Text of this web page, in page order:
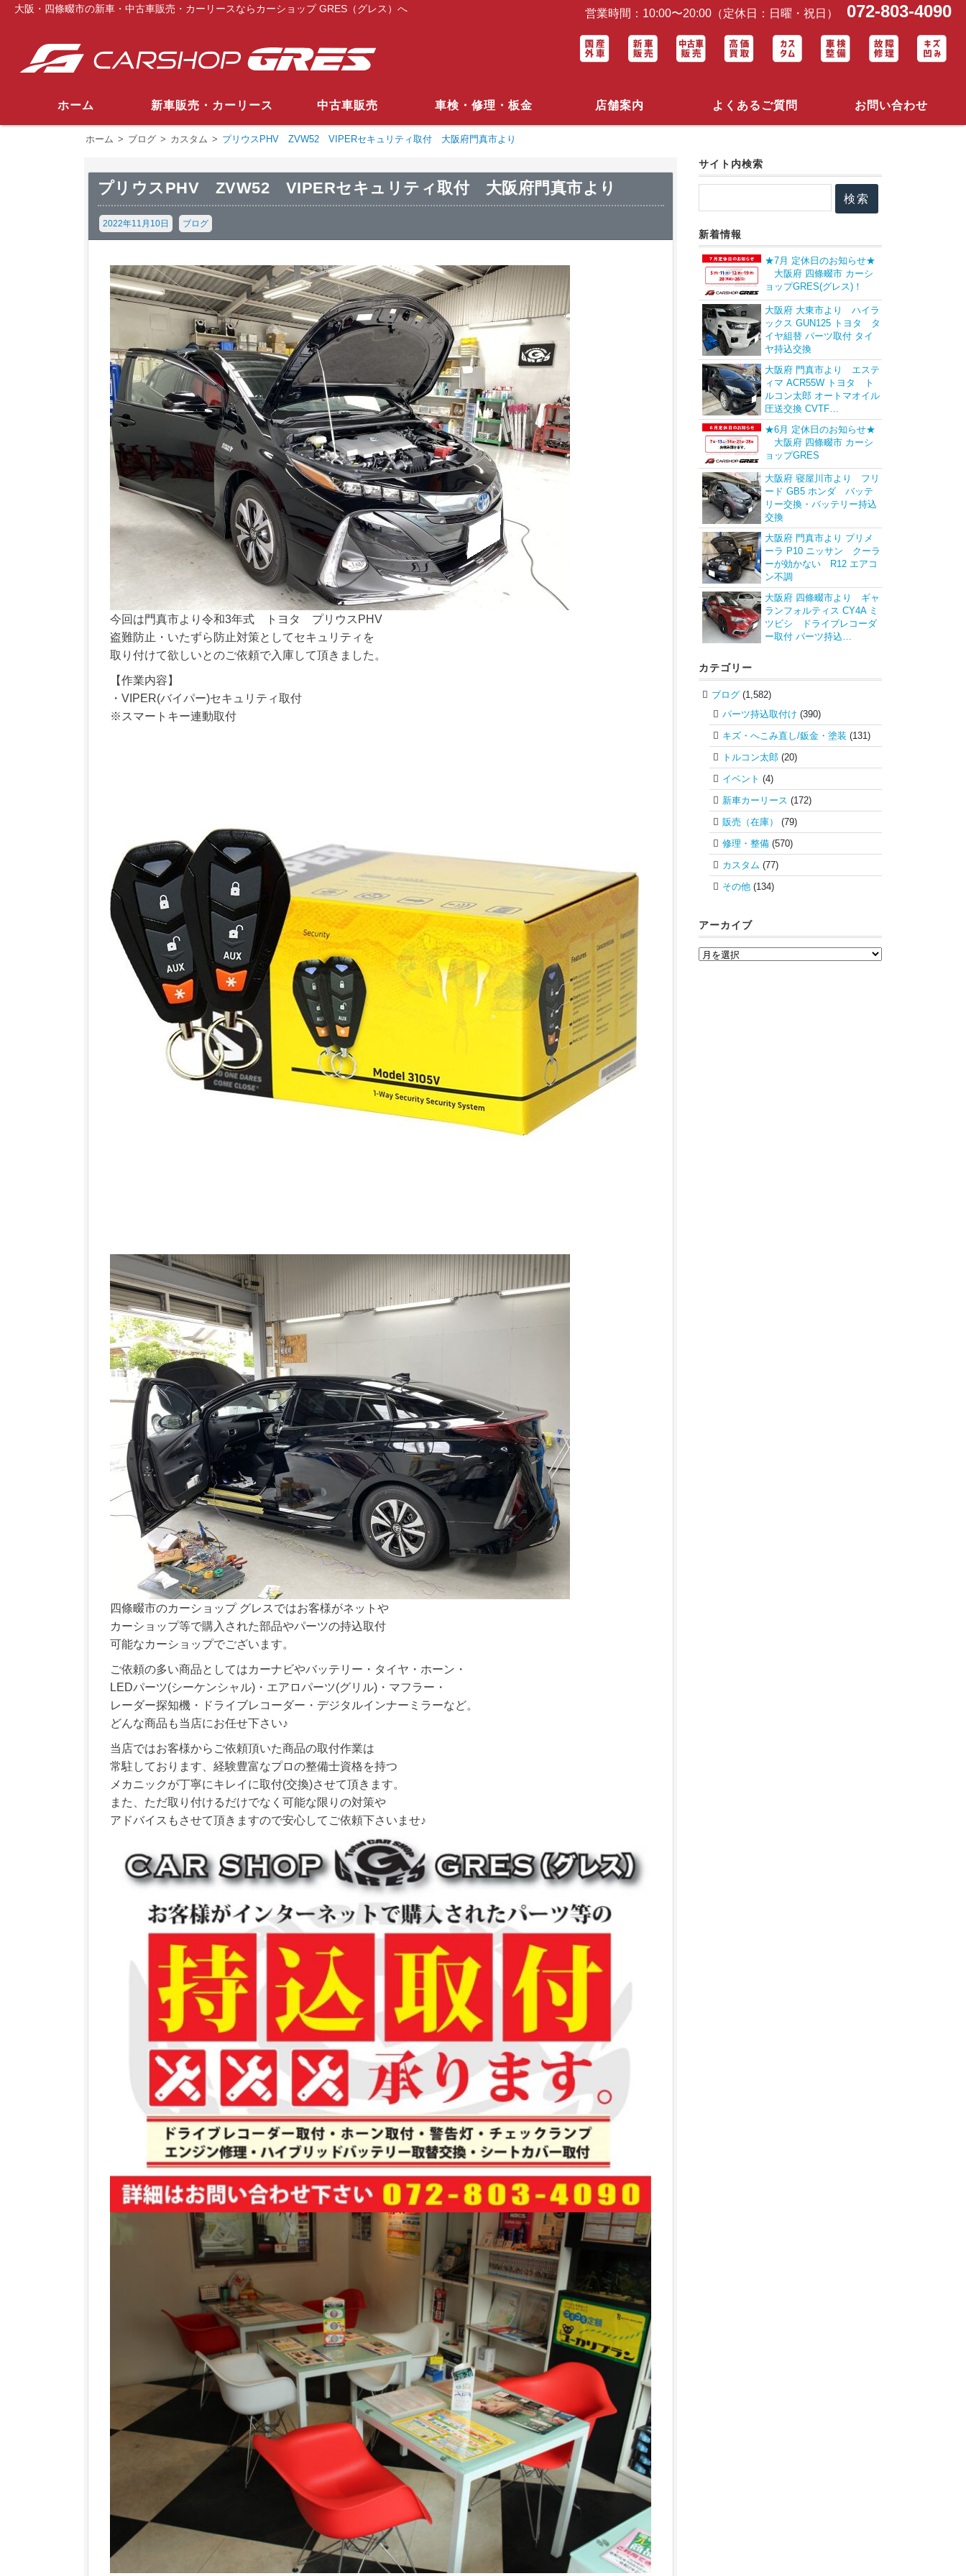
大阪・四條畷市の新車・中古車販売・カーリースならカーショップ GRES（グレス）へ 営業時間：10:00〜20:00（定休日：日曜・祝日） 072-803-4090
ホーム 新車販売・カーリース 中古車販売 車検・修理・板金 店舗案内 よくあるご質問 お問い合わせ
ホーム > ブログ > カスタム > プリウスPHV ZVW52 VIPERセキュリティ取付 大阪府門真市より
プリウスPHV ZVW52 VIPERセキュリティ取付 大阪府門真市より
2022年11月10日 ブログ
今回は門真市より令和3年式 トヨタ プリウスPHV
盗難防止・いたずら防止対策としてセキュリティを
取り付けて欲しいとのご依頼で入庫して頂きました。
【作業内容】
・VIPER(バイパー)セキュリティ取付
※スマートキー連動取付
四條畷市のカーショップ グレスではお客様がネットや
カーショップ等で購入された部品やパーツの持込取付
可能なカーショップでございます。
ご依頼の多い商品としてはカーナビやバッテリー・タイヤ・ホーン・
LEDパーツ(シーケンシャル)・エアロパーツ(グリル)・マフラー・
レーダー探知機・ドライブレコーダー・デジタルインナーミラーなど。
どんな商品も当店にお任せ下さい♪
当店ではお客様からご依頼頂いた商品の取付作業は
常駐しております、経験豊富なプロの整備士資格を持つ
メカニックが丁寧にキレイに取付(交換)させて頂きます。
また、ただ取り付けるだけでなく可能な限りの対策や
アドバイスもさせて頂きますので安心してご依頼下さいませ♪
サイト内検索
新着情報
★7月 定休日のお知らせ★
大阪府 四條畷市 カーシ
ョップGRES(グレス)！
大阪府 大東市より ハイラ
ックス GUN125 トヨタ タ
イヤ組替 パーツ取付 タイ
ヤ持込交換
大阪府 門真市より エステ
ィマ ACR55W トヨタ ト
ルコン太郎 オートマオイル
圧送交換 CVTF…
★6月 定休日のお知らせ★
大阪府 四條畷市 カーシ
ョップGRES
大阪府 寝屋川市より フリ
ード GB5 ホンダ バッテ
リー交換・バッテリー持込
交換
大阪府 門真市より プリメ
ーラ P10 ニッサン クーラ
ーが効かない R12 エアコ
ン不調
大阪府 四條畷市より ギャ
ランフォルティス CY4A ミ
ツビシ ドライブレコーダ
ー取付 パーツ持込…
カテゴリー
ブログ (1,582)
パーツ持込取付け (390)
キズ・へこみ直し/鈑金・塗装 (131)
トルコン太郎 (20)
イベント (4)
新車カーリース (172)
販売（在庫）
(79)
修理・整備 (570)
カスタム (77)
その他 (134)
アーカイブ